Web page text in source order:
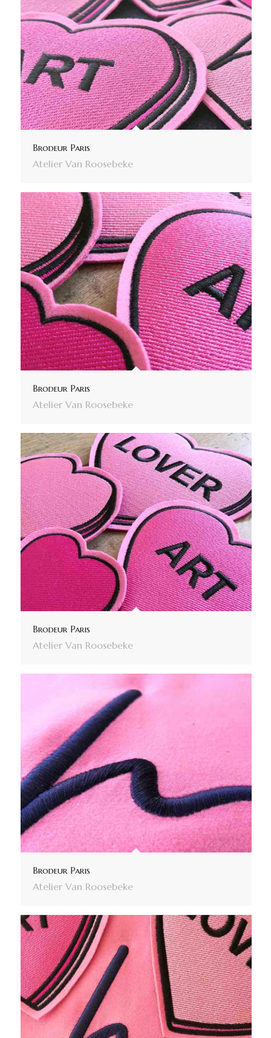
Brodeur Paris
Atelier Van Roosebeke
Brodeur Paris
Atelier Van Roosebeke
Brodeur Paris
Atelier Van Roosebeke
Brodeur Paris
Atelier Van Roosebeke